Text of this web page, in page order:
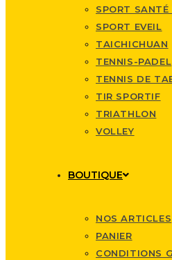
SPORT SANTÉ
SPORT EVEIL
TAICHICHUAN
TENNIS-PADEL
TENNIS DE
TIR SPORTIF
TRIATHLON
VOLLEY
BOUTIQUE
NOS ARTICLES
PANIER
CONDITIONS